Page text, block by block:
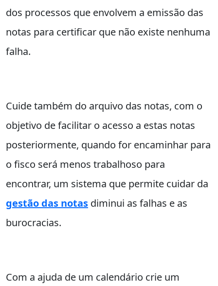
dos processos que envolvem a emissão das
notas para certificar que não existe nenhuma
falha.
Cuide também do arquivo das notas, com o
objetivo de facilitar o acesso a estas notas
posteriormente, quando for encaminhar para
o fisco será menos trabalhoso para
encontrar, um sistema que permite cuidar da
gestão das notas diminui as falhas e as
burocracias.
Com a ajuda de um calendário crie um